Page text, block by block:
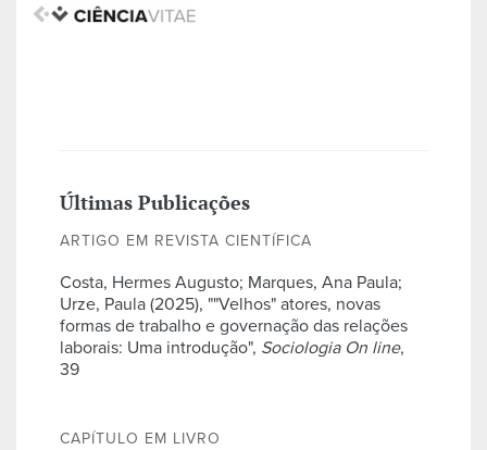
Últimas Publicações
ARTIGO EM REVISTA CIENTÍFICA
Costa, Hermes Augusto; Marques, Ana Paula;
Urze, Paula (2025), ""Velhos" atores, novas
formas de trabalho e governação das relações
laborais: Uma introdução", Sociologia On line,
39
CAPÍTULO EM LIVRO